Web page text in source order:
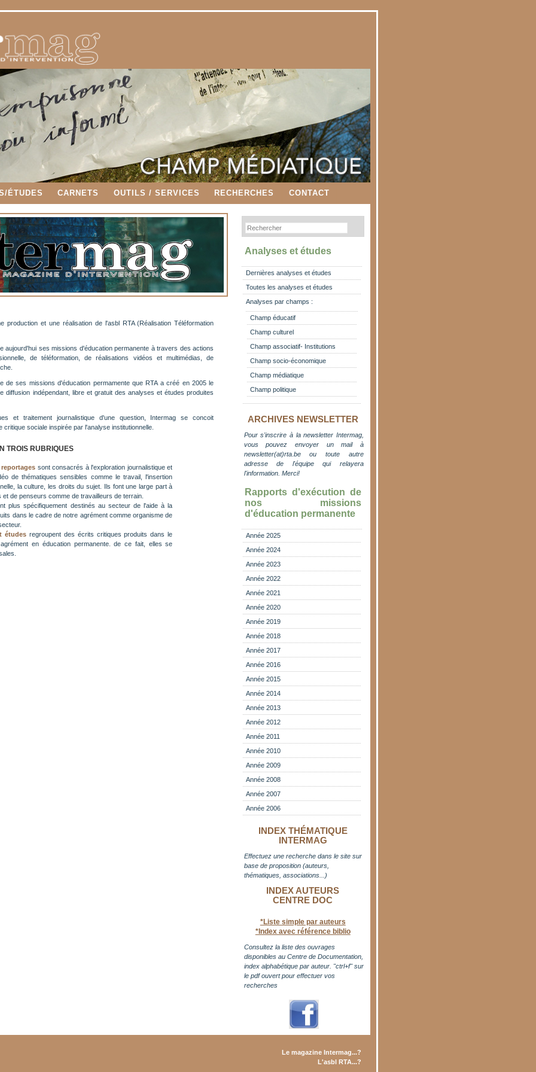
ÉTUDES CARNETS OUTILS / SERVICES RECHERCHES CONTACT
Analyses et études
Dernières analyses et études
Toutes les analyses et études
Analyses par champs :
Champ éducatif
Champ culturel
Champ associatif- Institutions
Champ socio-économique
Champ médiatique
Champ politique
ARCHIVES NEWSLETTER
Pour s'inscrire à la newsletter Intermag,
vous pouvez envoyer un mail à
newsletter(at)rta.beou toute autre
adresse de l'équipe qui relayera
l'information. Merci!
Rapports d'exécution de
nos missions
d'éducation permanente
Année 2025
Année 2024
Année 2023
Année 2022
Année 2021
Année 2020
Année 2019
Année 2018
Année 2017
Année 2016
Année 2015
Année 2014
Année 2013
Année 2012
Année 2011
Année 2010
Année 2009
Année 2008
Année 2007
Année 2006
INDEX THÉMATIQUE
INTERMAG
Effectuez une recherche dans le site sur
base de proposition (auteurs,
thématiques, associations...)
INDEX AUTEURS
CENTRE DOC
*Liste simple par auteurs
*Index avec référence biblio
Consultez la liste des ouvrages
disponibles au Centre de Documentation,
index alphabétique par auteur. "ctrl+f" sur
le pdf ouvert pour effectuer vos
recherches
production et une réalisation de l'asbl RTA (Réalisation Téléformation
aujourd'hui ses missions d'éducation permanente à travers des actions
de téléformation, de réalisations vidéos et multimédias, de
de ses missions d'éducation permamente que RTA a créé en 2005 le
diffusion indépendant, libre et gratuit des analyses et études produites
et traitement journalistique d'une question, Intermag se concoit
critique sociale inspirée par l'analyse institutionnelle.
TROIS RUBRIQUES
sont consacrés à l'exploration journalistique et
de thématiques sensibles comme le travail, l'insertion
la culture, les droits du sujet. Ils font une large part à
et de penseurs comme de travailleurs de terrain.
plus spécifiquement destinés au secteur de l'aide à la
dans le cadre de notre agrément comme organisme de
étudesregroupent des écrits critiques produits dans le
en éducation permanente. de ce fait, elles se
Le magazine Intermag...?
L'asbl RTA...?